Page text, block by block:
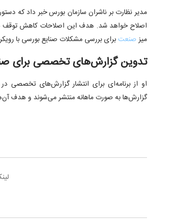
اصلاح خواهد شد. هدف این اصلاحات کاهش توقف
میزصنعتبرای بررسی مشکلات صنایع بورسی با
تدوین گزارش‌های تخصصی برای
او از برنامه‌ای برای انتشار گزارش‌های تخصصی در
گزارش‌ها به صورت ماهانه منتشر می‌شوند و هدف